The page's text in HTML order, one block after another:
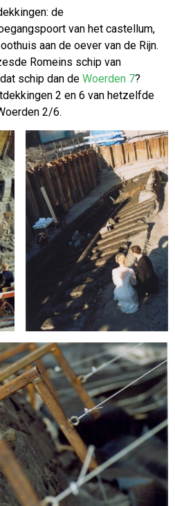
de
van het castellum,
aan de oever van de Rijn.
Romeins schip van
schip dan de Woerden 7?
2 en 6 van hetzelfde
2/6.